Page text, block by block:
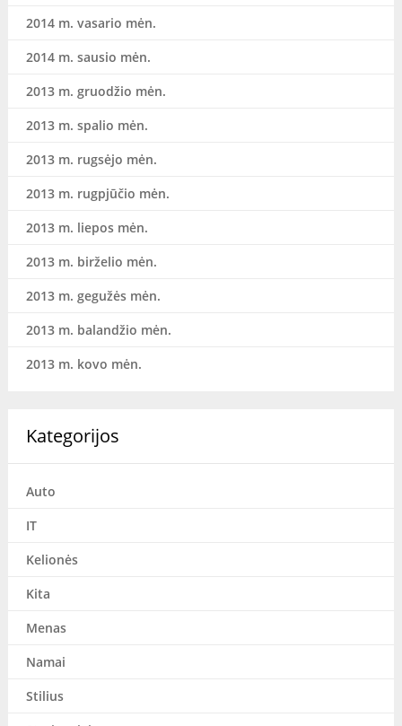
2014 m. vasario mėn.
2014 m. sausio mėn.
2013 m. gruodžio mėn.
2013 m. spalio mėn.
2013 m. rugsėjo mėn.
2013 m. rugpjūčio mėn.
2013 m. liepos mėn.
2013 m. birželio mėn.
2013 m. gegužės mėn.
2013 m. balandžio mėn.
2013 m. kovo mėn.
Kategorijos
Auto
IT
Kelionės
Kita
Menas
Namai
Stilius